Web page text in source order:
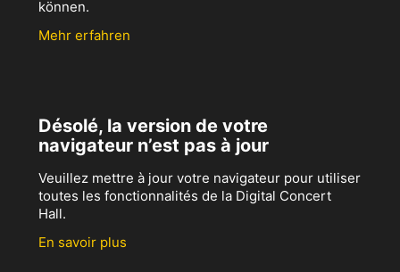
können.
Mehr erfahren
Désolé, la version de votre
navigateur n’est pas à jour
Veuillez mettre à jour votre navigateur pour utiliser
toutes les fonctionnalités de la Digital Concert
Hall.
En savoir plus